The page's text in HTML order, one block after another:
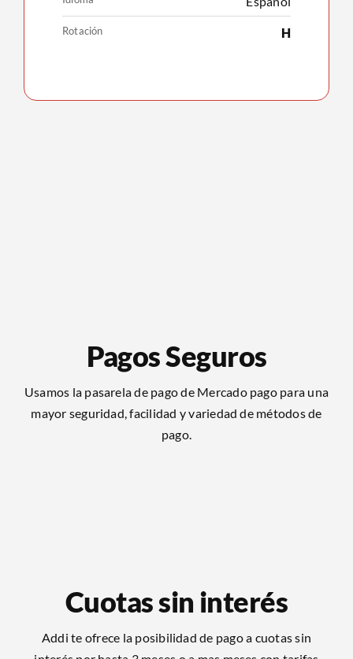
Rotación H
Pagos Seguros
Usamos la pasarela de pago de Mercado pago para una
mayor seguridad, facilidad y variedad de métodos de
pago.
Cuotas sin interés
Addi te ofrece la posibilidad de pago a cuotas sin